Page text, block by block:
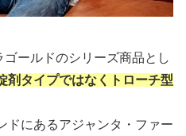
ールドのシリーズ商品とし
剤タイプではなくトローチ型
ドにあるアジャンタ・ファー